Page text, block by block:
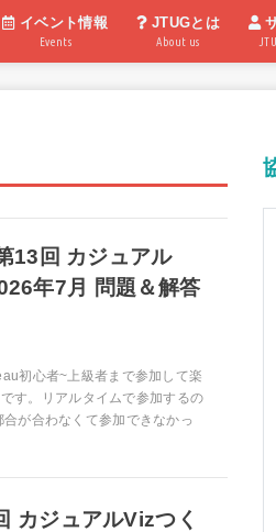
イベント情報
Events
JTUGとは
About us
13回 カジュアル
年7月 問題＆解答
初心者~上級者まで参加して楽
す。リアルタイムで参加するの
が合わなくて参加できなかっ
カジュアルVizつく